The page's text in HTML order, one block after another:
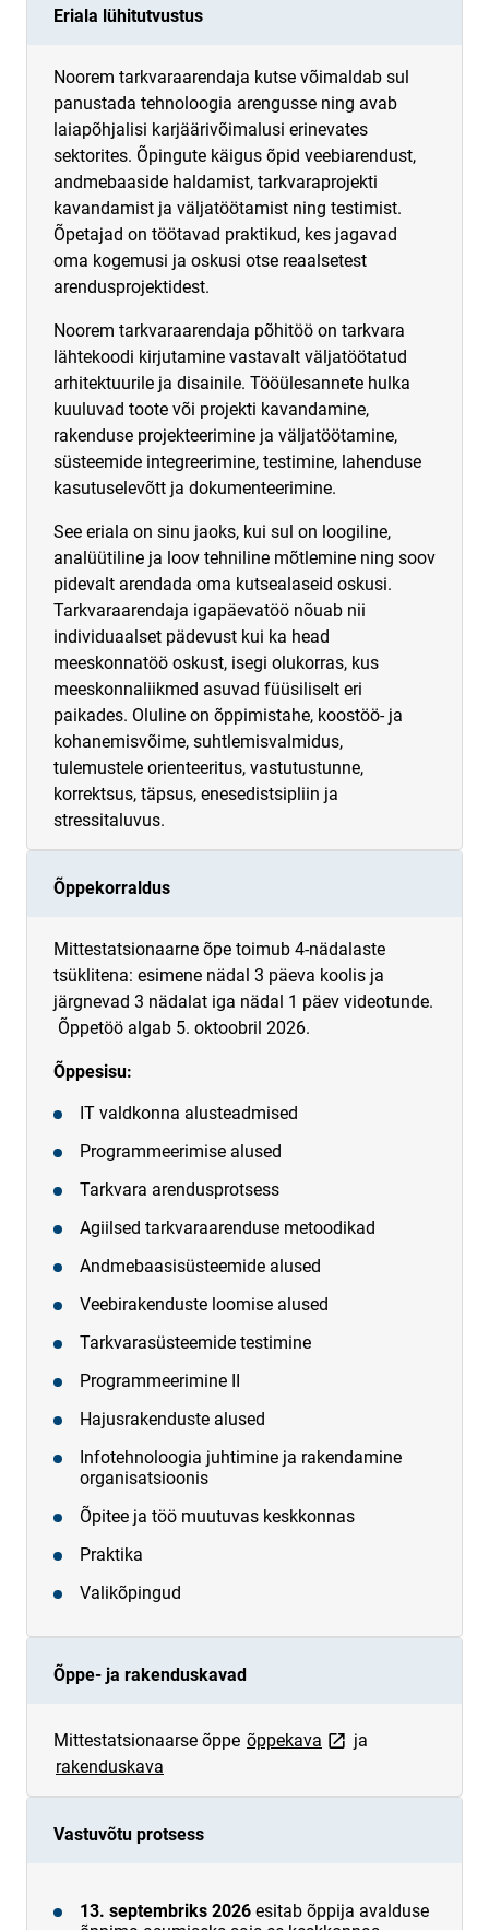
Eriala lühitutvustus
Noorem tarkvaraarendaja kutse võimaldab sul
panustada tehnoloogia arengusse ning avab
laiapõhjalisi karjäärivõimalusi erinevates
sektorites. Õpingute käigus õpid veebiarendust,
andmebaaside haldamist, tarkvaraprojekti
kavandamist ja väljatöötamist ning testimist.
Õpetajad on töötavad praktikud, kes jagavad
oma kogemusi ja oskusi otse reaalsetest
arendusprojektidest.
Noorem tarkvaraarendaja põhitöö on tarkvara
lähtekoodi kirjutamine vastavalt väljatöötatud
arhitektuurile ja disainile. Tööülesannete hulka
kuuluvad toote või projekti kavandamine,
rakenduse projekteerimine ja väljatöötamine,
süsteemide integreerimine, testimine, lahenduse
kasutuselevõtt ja dokumenteerimine.
See eriala on sinu jaoks, kui sul on loogiline,
analüütiline ja loov tehniline mõtlemine ning soov
pidevalt arendada oma kutsealaseid oskusi.
Tarkvaraarendaja igapäevatöö nõuab nii
individuaalset pädevust kui ka head
meeskonnatöö oskust, isegi olukorras, kus
meeskonnaliikmed asuvad füüsiliselt eri
paikades. Oluline on õppimistahe, koostöö- ja
kohanemisvõime, suhtlemisvalmidus,
tulemustele orienteeritus, vastutustunne,
korrektsus, täpsus, enesedistsipliin ja
stressitaluvus.
Õppekorraldus
Mittestatsionaarne õpe toimub 4-nädalaste
tsüklitena: esimene nädal 3 päeva koolis ja
järgnevad 3 nädalat iga nädal 1 päev videotunde.
Õppetöö algab 5. oktoobril 2026.
Õppesisu:
IT valdkonna alusteadmised
Programmeerimise alused
Tarkvara arendusprotsess
Agiilsed tarkvaraarenduse metoodikad
Andmebaasisüsteemide alused
Veebirakenduste loomise alused
Tarkvarasüsteemide testimine
Programmeerimine II
Hajusrakenduste alused
Infotehnoloogia juhtimine ja rakendamine
organisatsioonis
Õpitee ja töö muutuvas keskkonnas
Praktika
Valikõpingud
Õppe- ja rakenduskavad
Mittestatsionaarse õppe õppekava link opens on new
ja
rakenduskava
Vastuvõtu protsess
13. septembriks 2026 esitab õppija avalduse